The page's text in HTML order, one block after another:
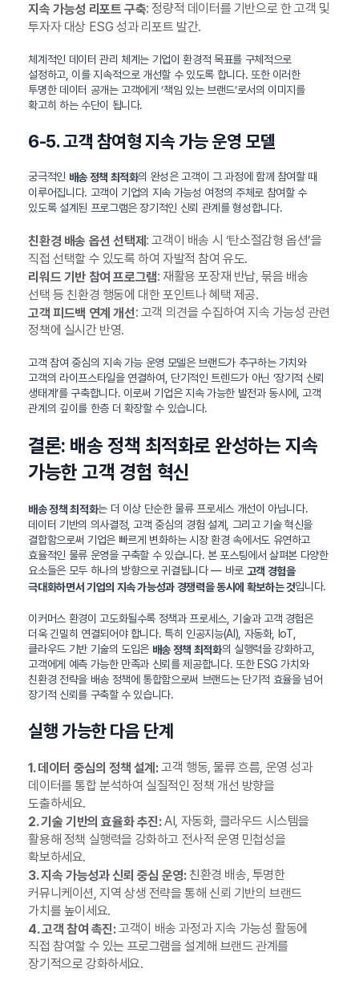
지속 가능성 리포트 구축: 정량적 데이터를 기반으로 한 고객 및
투자자 대상 ESG 성과 리포트 발간.
체계적인 데이터 관리 체계는 기업이 환경적 목표를 구체적으로
설정하고, 이를 지속적으로 개선할 수 있도록 합니다. 또한 이러한
투명한 데이터 공개는 고객에게 ‘책임 있는 브랜드’로서의 이미지를
확고히 하는 수단이 됩니다.
6-5. 고객 참여형 지속 가능 운영 모델
궁극적인 배송 정책 최적화의 완성은 고객이 그 과정에 함께 참여할 때
이루어집니다. 고객이 기업의 지속 가능성 여정의 주체로 참여할 수
있도록 설계된 프로그램은 장기적인 신뢰 관계를 형성합니다.
친환경 배송 옵션 선택제 : 고객이 배송 시 ‘탄소절감형 옵션’을
직접 선택할 수 있도록 하여 자발적 참여 유도.
리워드 기반 참여 프로그램: 재활용 포장재 반납, 묶음 배송
선택 등 친환경 행동에 대한 포인트나 혜택 제공.
고객 피드백 연계 개선: 고객 의견을 수집하여 지속 가능성 관련
정책에 실시간 반영.
고객 참여 중심의 지속 가능 운영 모델은 브랜드가 추구하는 가치와
고객의 라이프스타일을 연결하여, 단기적인 트렌드가 아닌 ‘장기적 신뢰
생태계’를 구축합니다. 이로써 기업은 지속 가능한 발전과 동시에, 고객
관계의 깊이를 한층 더 확장할 수 있습니다.
결론: 배송 정책 최적화로 완성하는 지속
가능한 고객 경험 혁신
배송 정책 최적화는 더 이상 단순한 물류 프로세스 개선이 아닙니다.
데이터 기반의 의사결정, 고객 중심의 경험 설계, 그리고 기술 혁신을
결합함으로써 기업은 빠르게 변화하는 시장 환경 속에서도 유연하고
효율적인 물류 운영을 구축할 수 있습니다. 본 포스팅에서 살펴본 다양한
요소들은 모두 하나의 방향으로 귀결됩니다 — 바로 고객 경험을
극대화하면서 기업의 지속 가능성과 경쟁력을 동시에 확보하는 것입니다.
이커머스 환경이 고도화될수록 정책과 프로세스, 기술과 고객 경험은
더욱 긴밀히 연결되어야 합니다. 특히 인공지능(AI), 자동화, IoT,
클라우드 기반 기술의 도입은 배송 정책 최적화의 실행력을 강화하고,
고객에게 예측 가능한 만족과 신뢰를 제공합니다. 또한 ESG 가치와
친환경 전략을 배송 정책에 통합함으로써 브랜드는 단기적 효율을 넘어
장기적 신뢰를 구축할 수 있습니다.
실행 가능한 다음 단계
1. 데이터 중심의 정책 설계:고객 행동, 물류 흐름, 운영 성과
데이터를 통합 분석하여 실질적인 정책 개선 방향을
도출하세요.
2. 기술 기반의 효율화 추진:AI, 자동화, 클라우드 시스템을
활용해 정책 실행력을 강화하고 전사적 운영 민첩성을
확보하세요.
3. 지속 가능성과 신뢰 중심 운영:친환경 배송, 투명한
커뮤니케이션, 지역 상생 전략을 통해 신뢰 기반의 브랜드
가치를 높이세요.
4. 고객 참여 촉진:고객이 배송 과정과 지속 가능성 활동에
직접 참여할 수 있는 프로그램을 설계해 브랜드 관계를
장기적으로 강화하세요.